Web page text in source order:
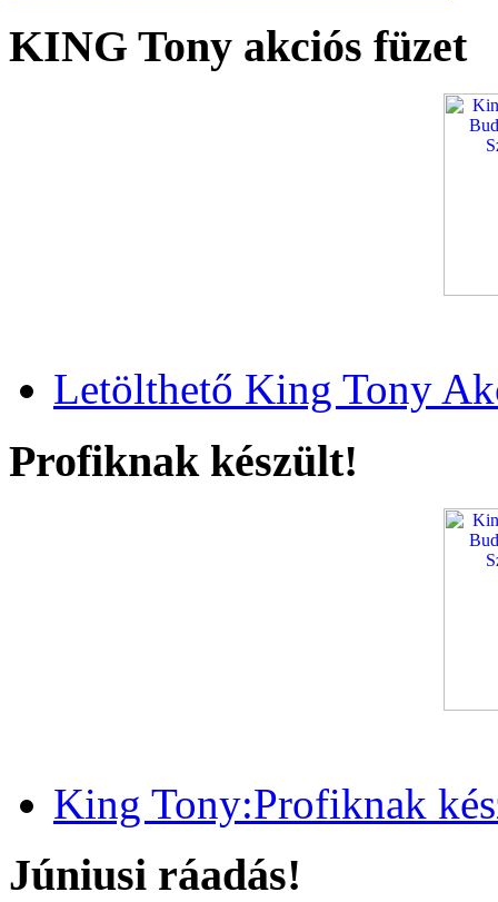
KING Tony akciós füzet
Letölthető King Tony
Profiknak készült!
King Tony:Profiknak
Júniusi ráadás!